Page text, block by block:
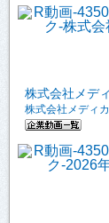
株式会社メデ
株式会社メディ